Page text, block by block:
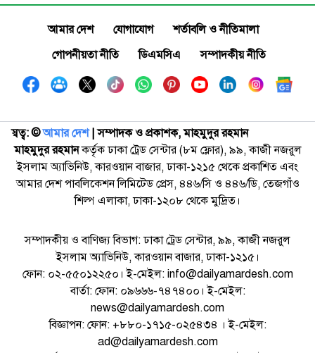
আমার দেশ যোগাযোগ
শর্তাবলি ও নীতিমালা
গোপনীয়তা নীতি
ডিএমসিএ সম্পাদকীয় নীতি
স্বত্ব: ©️আমার দেশ| সম্পাদক ও প্রকাশক, মাহমুদুর রহমান
মাহমুদুর রহমানকর্তৃক ঢাকা ট্রেড সেন্টার (৮ম ফ্লোর), ৯৯, কাজী নজরুল
ইসলাম অ্যাভিনিউ, কারওয়ান বাজার, ঢাকা-১২১৫ থেকে প্রকাশিত এবং
আমার দেশ পাবলিকেশন লিমিটেড প্রেস, ৪৪৬/সি ও ৪৪৬/ডি, তেজগাঁও
শিল্প এলাকা, ঢাকা-১২০৮ থেকে মুদ্রিত।
সম্পাদকীয় ও বাণিজ্য বিভাগ: ঢাকা ট্রেড সেন্টার, ৯৯, কাজী নজরুল
ইসলাম অ্যাভিনিউ, কারওয়ান বাজার, ঢাকা-১২১৫।
ফোন: ০২-৫৫০১২২৫০। ই-মেইল: info@dailyamardesh.com
বার্তা: ফোন: ০৯৬৬৬-৭৪৭৪০০। ই-মেইল:
news@dailyamardesh.com
বিজ্ঞাপন: ফোন: +৮৮০-১৭১৫-০২৫৪৩৪ । ই-মেইল:
ad@dailyamardesh.com